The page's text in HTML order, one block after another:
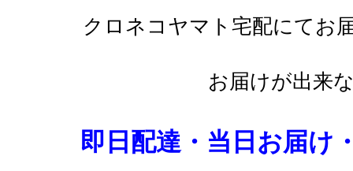
クロネコヤマト宅配にてお
お届けが出来
即日配達・当日お届け